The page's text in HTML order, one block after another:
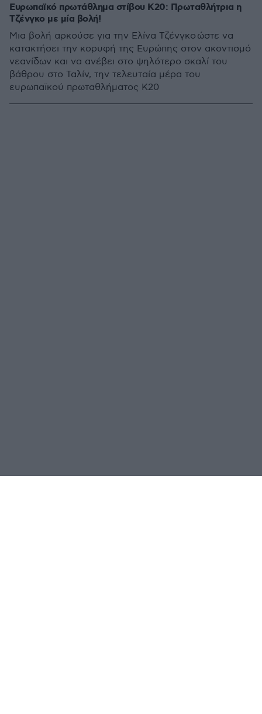
Ευρωπαϊκό πρωτάθλημα στίβου Κ20: Πρωταθλήτρια η
Τζένγκο με μία βολή!
Μια βολή αρκούσε για την Ελίνα Τζένγκο ώστε να
κατακτήσει την κορυφή της Ευρώπης στον ακοντισμό
νεανίδων και να ανέβει στο ψηλότερο σκαλί του
βάθρου στο Ταλίν, την τελευταία μέρα του
ευρωπαϊκού πρωταθλήματος Κ20